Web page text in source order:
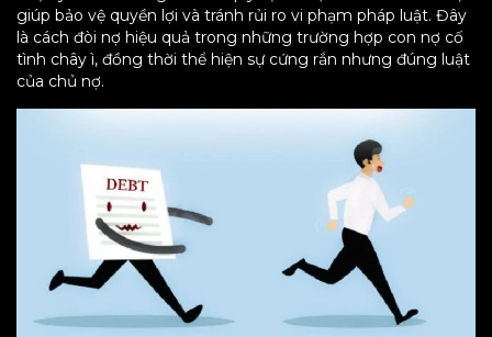
giúp bảo vệ quyền lợi và tránh rủi ro vi phạm pháp luật. Đây
là cách đòi nợ hiệu quả trong những trường hợp con nợ cố
tình chây ì, đồng thời thể hiện sự cứng rắn nhưng đúng luật
của chủ nợ.